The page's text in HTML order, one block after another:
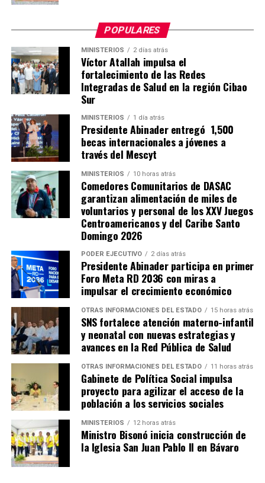
POPULARES
MINISTERIOS 2 días atrás
Víctor Atallah impulsa el
fortalecimiento de las Redes
Integradas de Salud en la región Cibao
Sur
MINISTERIOS 1 día atrás
Presidente Abinader entregó 1,500
becas internacionales a jóvenes a
través del Mescyt
MINISTERIOS 10 horas atrás
Comedores Comunitarios de DASAC
garantizan alimentación de miles de
voluntarios y personal de los XXV Juegos
Centroamericanos y del Caribe Santo
Domingo 2026
PODER EJECUTIVO 2 días atrás
Presidente Abinader participa en primer
Foro Meta RD 2036 con miras a
impulsar el crecimiento económico
OTRAS INFORMACIONES DEL ESTADO 15 horas atrás
SNS fortalece atención materno-infantil
y neonatal con nuevas estrategias y
avances en la Red Pública de Salud
OTRAS INFORMACIONES DEL ESTADO 11 horas atrás
Gabinete de Política Social impulsa
proyecto para agilizar el acceso de la
población a los servicios sociales
MINISTERIOS 12 horas atrás
Ministro Bisonó inicia construcción de
la Iglesia San Juan Pablo II en Bávaro